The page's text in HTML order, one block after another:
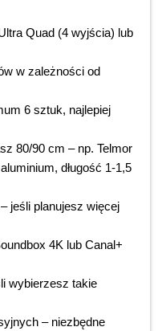
Quad (4 wyjścia) lub
w zależności od
6 sztuk, najlepiej
80/90 cm – np. Telmor
długość 1-1,5
jeśli planujesz więcej
4K lub Canal+
wybierzesz takie
– niezbędne